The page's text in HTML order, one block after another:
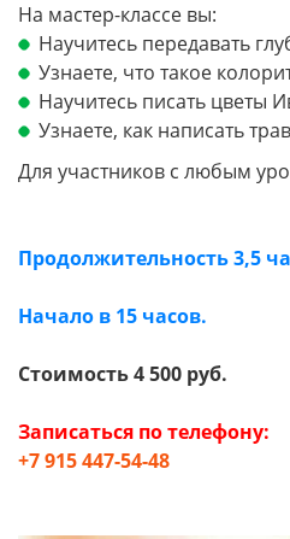
На мастер-классе вы:
Научитесь передавать
Узнаете, что такое
Научитесь писать цветы
Узнаете, как написать
Для участников с любым
Продолжительность 3,5
Начало в 15 часов.
Стоимость 4 500 руб.
Записаться по телефону:
+7 915 447-54-48